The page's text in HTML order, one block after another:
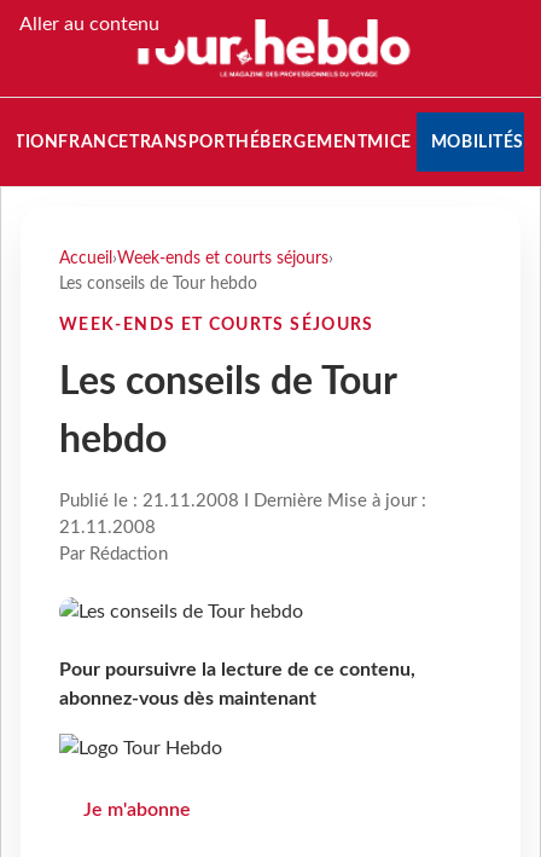
Aller au contenu
FRANCETRANSPORT HÉBERGEMENTMICE MOBILITÉS
Accueil ›Week-ends et courts séjours›
Les conseils de Tour hebdo
WEEK-ENDS ET COURTS SÉJOURS
Les conseils de Tour
hebdo
Publié le : 21.11.2008 I Dernière Mise à jour :
21.11.2008
Par Rédaction
Pour poursuivre la lecture de ce contenu,
abonnez-vous dès maintenant
Je m'abonne